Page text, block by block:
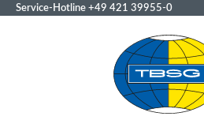
Service-Hotline +49 421 39955-0